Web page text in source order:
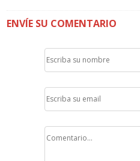
ENVÍE SU COMENTARIO